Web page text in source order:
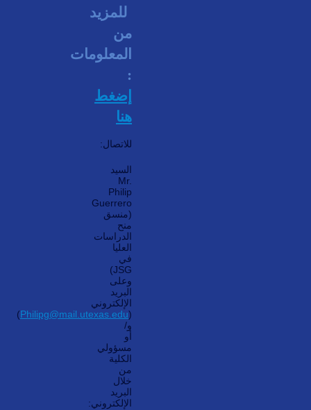
للمزيد
من
المعلومات
:
إضغط
هنا
للاتصال:
السيد
Mr.
Philip
Guerrero
(منسق
منح
الدراسات
العليا
في
JSG)
وعلى
البريد
الإلكتروني
(
Philipg@mail.utexas.edu
)
و/
أو
مسؤولي
الكلية
من
خلال
البريد
الإلكتروني: